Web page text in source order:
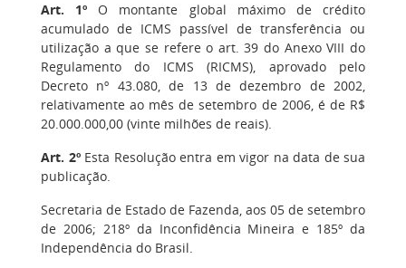
Art. 1º O montante global máximo de crédito
acumulado de ICMS passível de transferência ou
utilização a que se refere o art. 39 do Anexo VIII do
Regulamento do ICMS (RICMS), aprovado pelo
Decreto nº 43.080, de 13 de dezembro de 2002,
relativamente ao mês de setembro de 2006, é de R$
20.000.000,00 (vinte milhões de reais).
Art. 2ºEsta Resolução entra em vigor na data de sua
publicação.
Secretaria de Estado de Fazenda, aos 05 de setembro
de 2006; 218º da Inconfidência Mineira e 185º da
Independência do Brasil.